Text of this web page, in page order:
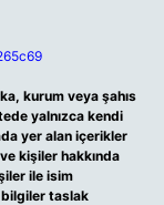
kurum veya şahıs
yalnızca kendi
yer alan içerikler
kişiler hakkında
ile isim
taslak